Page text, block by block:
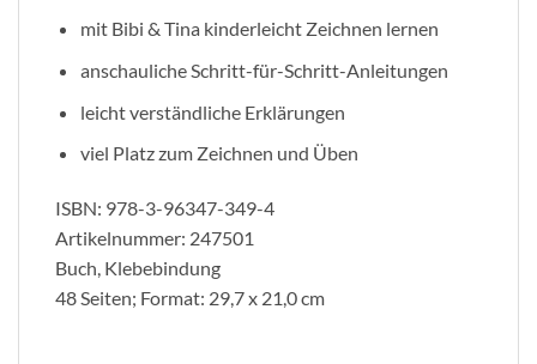
mit Bibi & Tina kinderleicht Zeichnen lernen
anschauliche Schritt-für-Schritt-Anleitungen
leicht verständliche Erklärungen
viel Platz zum Zeichnen und Üben
ISBN: 978-3-96347-349-4
Artikelnummer: 247501
Buch, Klebebindung
48 Seiten; Format: 29,7 x 21,0 cm